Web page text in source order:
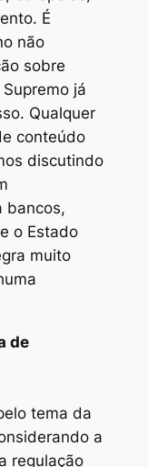
É
não
sobre
já
Qualquer
conteúdo
discutindo
bancos,
o Estado
muito
de
tema da
a
regulação